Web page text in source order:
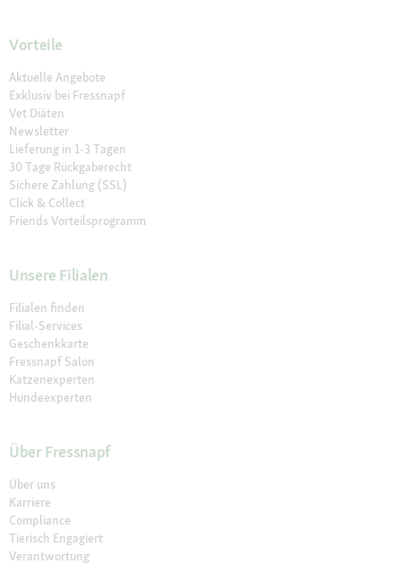
Vorteile
Aktuelle Angebote
Exklusiv bei Fressnapf
Vet Diäten
Newsletter
Lieferung in 1-3 Tagen
30 Tage Rückgaberecht
Sichere Zahlung (SSL)
Click & Collect
Friends Vorteilsprogramm
Unsere Filialen
Filialen finden
Filial-Services
Geschenkkarte
Fressnapf Salon
Katzenexperten
Hundeexperten
Über Fressnapf
Über uns
Karriere
Compliance
Tierisch Engagiert
Verantwortung